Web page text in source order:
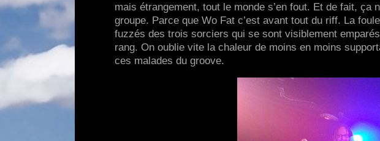
mais étrangement, tout le monde s’en fout. Et de fait, ça
groupe. Parce que Wo Fat c’est avant tout du riff. La
fuzzés des trois sorciers qui se sont visiblement
rang. On oublie vite la chaleur de moins en moins
ces malades du groove.